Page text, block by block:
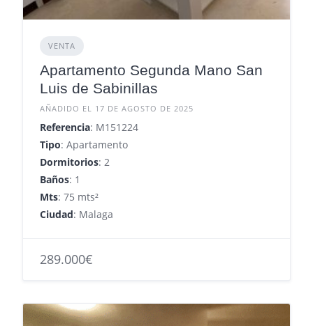
VENTA
Apartamento Segunda Mano San
Luis de Sabinillas
AÑADIDO EL 17 DE AGOSTO DE 2025
Referencia: M151224
Tipo: Apartamento
Dormitorios: 2
Baños: 1
Mts: 75 mts²
Ciudad: Malaga
289.000€